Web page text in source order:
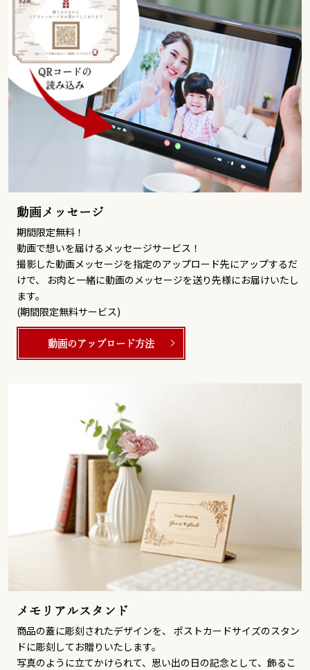
動画メッセージ
期間限定無料！
動画で想いを届けるメッセージサービス！
撮影した動画メッセージを指定のアップロード先にアップするだ
けで、 お肉と一緒に動画のメッセージを送り先様にお届けいたし
ます。
(期間限定無料サービス)
動画のアップロード方法
メモリアルスタンド
商品の蓋に彫刻されたデザインを、 ポストカードサイズのスタン
ドに彫刻してお贈りいたします。
写真のように立てかけられて、思い出の日の記念として、飾るこ